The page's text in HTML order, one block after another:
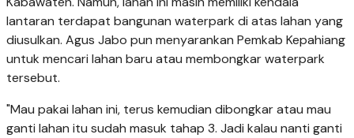
lantaran terdapat bangunan waterpark di atas lahan yang
diusulkan. Agus Jabo pun menyarankan Pemkab Kepahiang
untuk mencari lahan baru atau membongkar waterpark
tersebut.
"Mau pakai lahan ini, terus kemudian dibongkar atau mau
ganti lahan itu sudah masuk tahap 3. Jadi kalau nanti ganti